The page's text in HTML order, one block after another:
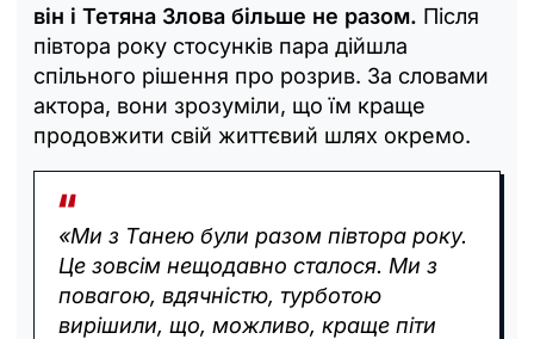
він і Тетяна Злова більше не разом. Після
півтора року стосунків пара дійшла
спільного рішення про розрив. За словами
актора, вони зрозуміли, що їм краще
продовжити свій життєвий шлях окремо.
«Ми з Танею були разом півтора року.
Це зовсім нещодавно сталося. Ми з
повагою, вдячністю, турботою
вирішили, що, можливо, краще піти